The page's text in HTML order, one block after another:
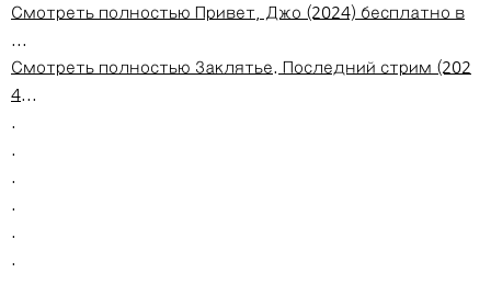
Смотреть полностью Привет, Джо (2024) бесплатно в
Смотреть полностью Заклятье. Последний стрим (202
4...